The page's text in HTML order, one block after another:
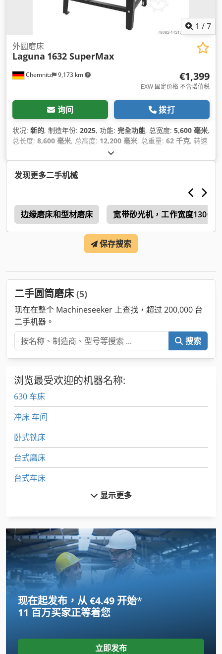
1 /7
Chemnitz 9,173 km
外圆磨床
Laguna 1632 SuperMax
€1,399
EXW 固定价格 不含增值税
询问 拨打
状况: 新的, 制造年份: 2025, 功能: 完全功能, 总宽度: 5,600 毫米,
总长度: 8,600 毫米, 总高度: 12,200 毫米, 总重量: 62 千克, 转速
, 辊筒直径:
分, X轴进给速度:300 米/分钟, 输入电压:230 V, 砂带宽度:76
毫米, 功率:1.1 千瓦 (1.50 马力)
发现更多二手机械
边缘磨床和型材磨床 宽带砂光机，工作宽度
保存搜索
二手圆筒磨床(5)
现在在整个 Machineseeker 上查找，超过 200,000 台
二手机器。
搜索
浏览最受欢迎的机器名称:
630 车床
冲床 车间
卧式铣床
台式磨床
台式车床
循环车床
数控 车床
数控 车床 车床
数控车床
曲轴 车床
木工车床
显示更多
现在起发布，从 €4.49 开始*
11 百万买家正等着您
立即发布